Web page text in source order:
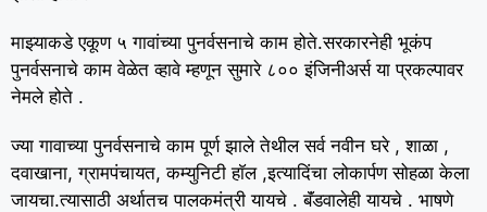
माझ्याकडे एकूण ५ गावांच्या पुनर्वसनाचे काम होते.सरकारनेही भूकंप
पुनर्वसनाचे काम वेळेत व्हावे म्हणून सुमारे ८०० इंजिनीअर्स या प्रकल्पावर
नेमले होते .
ज्या गावाच्या पुनर्वसनाचे काम पूर्ण झाले तेथील सर्व नवीन घरे , शाळा ,
दवाखाना, ग्रामपंचायत, कम्युनिटी हाॅल ,इत्यादिंचा लोकार्पण सोहळा केला
जायचा.त्यासाठी अर्थातच पालकमंत्री यायचे . बॅंडवालेही यायचे . भाषणे